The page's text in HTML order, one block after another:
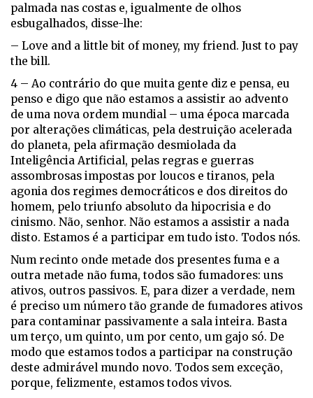
palmada nas costas e, igualmente de olhos
esbugalhados, disse-lhe:
– Love and a little bit of money, my friend. Just to pay
the bill.
4 – Ao contrário do que muita gente diz e pensa, eu
penso e digo que não estamos a assistir ao advento
de uma nova ordem mundial – uma época marcada
por alterações climáticas, pela destruição acelerada
do planeta, pela afirmação desmiolada da
Inteligência Artificial, pelas regras e guerras
assombrosas impostas por loucos e tiranos, pela
agonia dos regimes democráticos e dos direitos do
homem, pelo triunfo absoluto da hipocrisia e do
cinismo. Não, senhor. Não estamos a assistir a nada
disto. Estamos é a participar em tudo isto. Todos nós.
Num recinto onde metade dos presentes fuma e a
outra metade não fuma, todos são fumadores: uns
ativos, outros passivos. E, para dizer a verdade, nem
é preciso um número tão grande de fumadores ativos
para contaminar passivamente a sala inteira. Basta
um terço, um quinto, um por cento, um gajo só. De
modo que estamos todos a participar na construção
deste admirável mundo novo. Todos sem exceção,
porque, felizmente, estamos todos vivos.